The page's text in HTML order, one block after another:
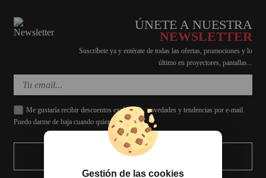
ÚNETE A NUESTRA
NEWSLETTER
Suscríbete ya y entérate de todas las ofertas, promociones y lo
último en proyectores, pantallas...
Me gustaría recibir descuentos exclusivos, novedades y tendencias por e-mail.
Puedo darme de baja cuando quiera.
ENVIAR
Gestión de las cookies